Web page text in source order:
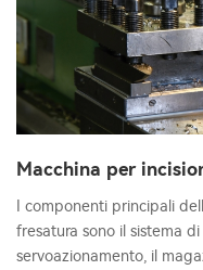
Macchina per
I componenti principali
fresatura sono il sistema
servoazionamento, il